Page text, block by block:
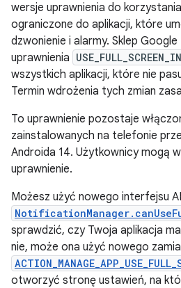
wersje uprawnienia do
ograniczone do aplikacji, które
dzwonienie i alarmy. Sklep
uprawnienia
wszystkich aplikacji, które nie
Termin wdrożenia tych zmian
To uprawnienie pozostaje
zainstalowanych na telefonie
Androida 14. Użytkownicy mogą
uprawnienie.
Możesz użyć nowego interfejsu
sprawdzić, czy Twoja aplikacja
nie, może ona użyć nowego
otworzyć stronę ustawień, na